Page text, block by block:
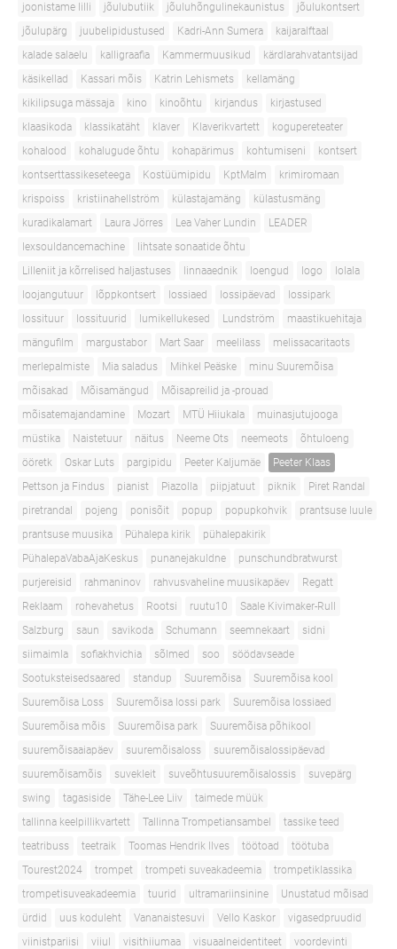
joonistame lilli
jõulubutiik jõuluhõngulinekaunistus
jõulukontsert
jõulupärg
juubelipidustused Kadri-Ann Sumera
kaijaralftaal
kalade salaelu
kalligraafia Kammermuusikud
kärdlarahvatantsijad
käsikellad
Kassari mõis Katrin Lehismets
kellamäng
kikilipsuga mässaja
kino kinoõhtu kirjandus
kirjastused
klaasikoda
klassikatäht klaver Klaverikvartett
kogupereteater
kohalood
kohalugude õhtu kohapärimus kohtumiseni
kontsert
kontserttassikeseteega
Kostüümipidu KptMalm
krimiromaan
krispoiss
kristiinahellström külastajamäng
külastusmäng
kuradikalamart
Laura Jörres Lea Vaher Lundin
LEADER
lexsouldancemachine
lihtsate sonaatide õhtu
Lilleniit ja kõrrelised haljastuses
linnaaednik loengud logo
lolala
loojangutuur
lõppkontsert lossiaed lossipäevad
lossipark
lossituur
lossituurid lumikellukesed Lundström
maastikuehitaja
mängufilm
margustabor Mart Saar meelilass
melissacaritaots
merlepalmiste
Mia saladus Mihkel Peäske
minu Suuremõisa
mõisakad
Mõisamängud
Mõisapreilid ja -prouad
mõisatemajandamine
Mozart MTÜ Hiiukala
muinasjutujooga
müstika
Naistetuur näitus Neeme Ots neemeots
õhtuloeng
ööretk
Oskar Luts pargipidu Peeter Kaljumäe
Peeter Klaas
Pettson ja Findus
pianist Piazolla piipjatuut piknik
Piret Randal
piretrandal
pojeng ponisõit popup popupkohvik
prantsuse luule
prantsuse muusika
Pühalepa kirik
pühalepakirik
PühalepaVabaAjaKeskus
punanejakuldne
punschundbratwurst
purjereisid
rahmaninov rahvusvaheline muusikapäev
Regatt
Reklaam
rohevahetus Rootsi ruutu10
Saale Kivimaker-Rull
Salzburg
saun savikoda Schumann seemnekaart
sidni
siimaimla
sofiakhvichia sõlmed soo
söödavseade
Sootuksteisedsaared
standup Suuremõisa
Suuremõisa kool
Suuremõisa Loss
Suuremõisa lossi park
Suuremõisa lossiaed
Suuremõisa mõis
Suuremõisa park
Suuremõisa põhikool
suuremõisaaiapäev
suuremõisaloss
suuremõisalossipäevad
suuremõisamõis
suvekleit suveõhtusuuremõisalossis
suvepärg
swing
tagasiside Tähe-Lee Liiv
taimede müük
tallinna keelpillikvartett
Tallinna Trompetiansambel
tassike teed
teatribuss
teetraik Toomas Hendrik Ilves töötoad
töötuba
Tourest2024
trompet trompeti suveakadeemia
trompetiklassika
trompetisuveakadeemia
tuurid ultramariinsinine
Unustatud mõisad
ürdid
uus koduleht Vananaistesuvi Vello Kaskor
vigasedpruudid
viinistpariisi
viiul visithiiumaa visuaalneidentiteet voordevinti